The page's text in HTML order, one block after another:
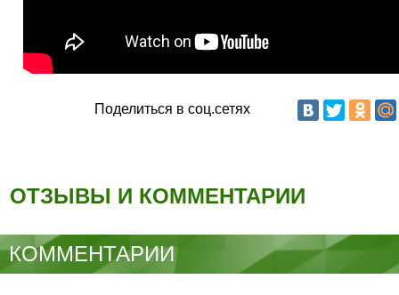
Поделиться в соц.сетях
ОТЗЫВЫ И КОММЕНТАРИИ
КОММЕНТАРИИ